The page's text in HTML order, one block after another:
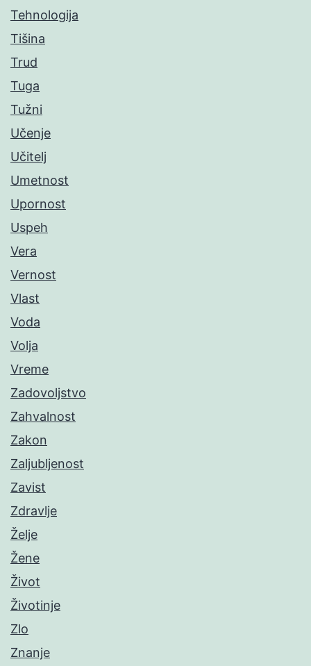
Tehnologija
Tišina
Trud
Tuga
Tužni
Učenje
Učitelj
Umetnost
Upornost
Uspeh
Vera
Vernost
Vlast
Voda
Volja
Vreme
Zadovoljstvo
Zahvalnost
Zakon
Zaljubljenost
Zavist
Zdravlje
Želje
Žene
Život
Životinje
Zlo
Znanje